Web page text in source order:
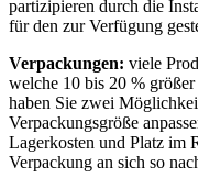
partizipieren durch die
für den zur Verfügung
Verpackungen: viele
welche 10 bis 20 %
haben Sie zwei
Verpackungsgröße
Lagerkosten und Platz im
Verpackung an sich so